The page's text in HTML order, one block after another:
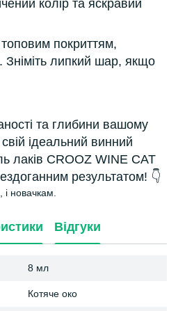
колір та яскравий
топовим покриттям,
Зніміть липкий шар, якщо
та глибини вашому
ідеальний винний
лаків CROOZ WINE CAT
результатом! 👇
новачкам.
Відгуки
8 мл
Котяче око